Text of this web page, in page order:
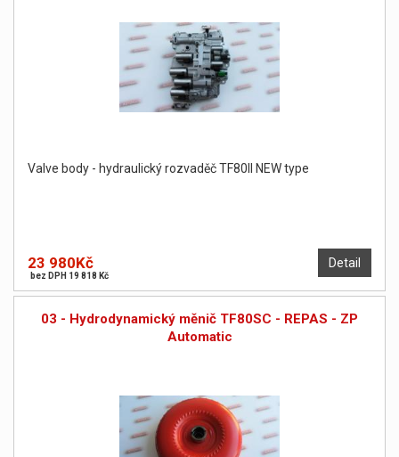
Valve body - hydraulický rozvaděč TF80II NEW type
Detail
23 980Kč
bez DPH 19 818 Kč
03 - Hydrodynamický měnič TF80SC - REPAS - ZP
Automatic